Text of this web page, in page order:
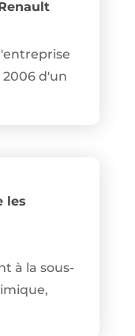
2006 d'un
les
à la sous-